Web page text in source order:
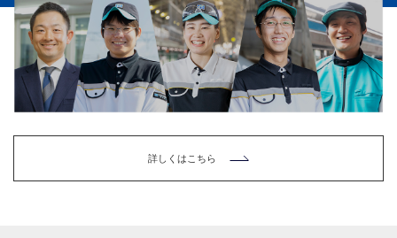
詳しくはこちら